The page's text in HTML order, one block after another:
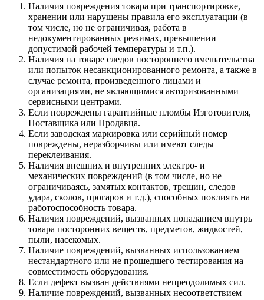
Наличия повреждения товара при транспортировке,
хранении или нарушены правила его эксплуатации (в
том числе, но не ограничивая, работа в
недокументированных режимах, превышении
допустимой рабочей температуры и т.п.).
Наличия на товаре следов постороннего вмешательства
или попыток несанкционированного ремонта, а также в
случае ремонта, произведенного лицами и
организациями, не являющимися авторизованными
сервисными центрами.
Если повреждены гарантийные пломбы Изготовителя,
Поставщика или Продавца.
Если заводская маркировка или серийный номер
повреждены, неразборчивы или имеют следы
переклеивания.
Наличия внешних и внутренних электро- и
механических повреждений (в том числе, но не
ограничиваясь, замятых контактов, трещин, следов
удара, сколов, прогаров и т.д.), способных повлиять на
работоспособность товара.
Наличия повреждений, вызванных попаданием внутрь
товара посторонних веществ, предметов, жидкостей,
пыли, насекомых.
Наличие повреждений, вызванных использованием
нестандартного или не прошедшего тестирования на
совместимость оборудования.
Если дефект вызван действиями непреодолимых сил.
Наличие повреждений, вызванных несоответствием